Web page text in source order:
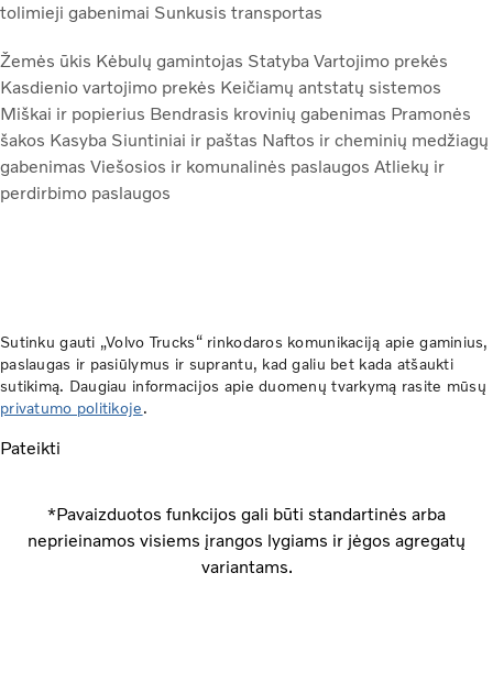
tolimieji gabenimai Sunkusis transportas
Žemės ūkis Kėbulų gamintojas Statyba Vartojimo prekės
Kasdienio vartojimo prekės Keičiamų antstatų sistemos
Miškai ir popierius Bendrasis krovinių gabenimas Pramonės
šakos Kasyba Siuntiniai ir paštas Naftos ir cheminių medžiagų
gabenimas Viešosios ir komunalinės paslaugos Atliekų ir
perdirbimo paslaugos
Sutinku gauti „Volvo Trucks“ rinkodaros komunikaciją apie gaminius,
paslaugas ir pasiūlymus ir suprantu, kad galiu bet kada atšaukti
sutikimą. Daugiau informacijos apie duomenų tvarkymą rasite mūsų
privatumo politikoje.
Pateikti
*Pavaizduotos funkcijos gali būti standartinės arba
neprieinamos visiems įrangos lygiams ir jėgos agregatų
variantams.